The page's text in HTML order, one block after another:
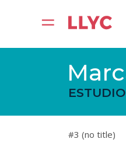
#3 (no title)